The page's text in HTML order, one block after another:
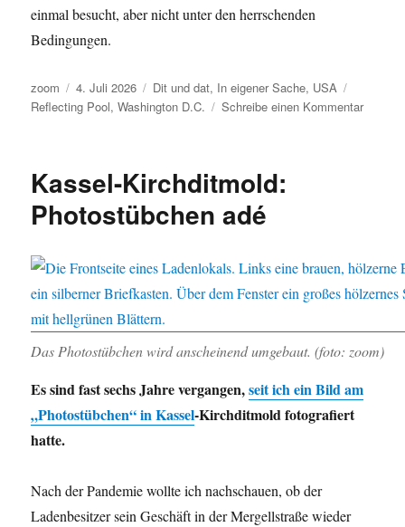
einmal besucht, aber nicht unter den herrschenden
Bedingungen.
Autor
zoom
Veröffentlicht
am
4. Juli 2026 Kategorien
Dit und dat, In eigener Sache, USA
Reflecting Pool,Washington D.C. Schreibe einen Kommentarzu
Pool
kurz
Trump
I
Kassel-Kirchditmold:
Photostübchen adé
Das Photostübchen wird anscheinend umgebaut. (foto: zoom)
Es sind fast sechs Jahre vergangen,seit ich ein Bild am
„Photostübchen“ in Kassel-Kirchditmold fotografiert
hatte.
Nach der Pandemie wollte ich nachschauen, ob der
Ladenbesitzer sein Geschäft in der Mergellstraße wieder